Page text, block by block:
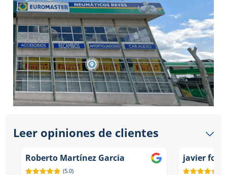
Leer opiniones de clientes
Roberto Martínez Garcia
(5.0)
javier